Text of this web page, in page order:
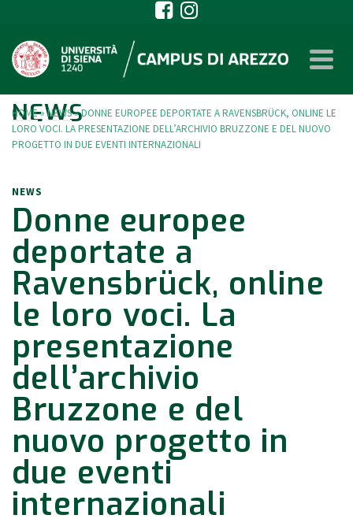
NEWS
HOME» NEWS»DONNE EUROPEE DEPORTATE A RAVENSBRÜCK, ONLINE LE
LORO VOCI. LA PRESENTAZIONE DELL’ARCHIVIO BRUZZONE E DEL NUOVO
PROGETTO IN DUE EVENTI INTERNAZIONALI
NEWS
Donne europee
deportate a
Ravensbrück, online
le loro voci. La
presentazione
dell’archivio
Bruzzone e del
nuovo progetto in
due eventi
internazionali